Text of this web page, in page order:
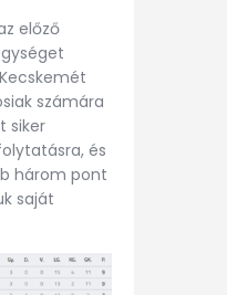
előző
számára
siker
és
három pont
saját